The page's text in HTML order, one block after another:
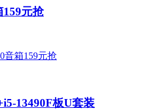
159元抢
13490F板U套装